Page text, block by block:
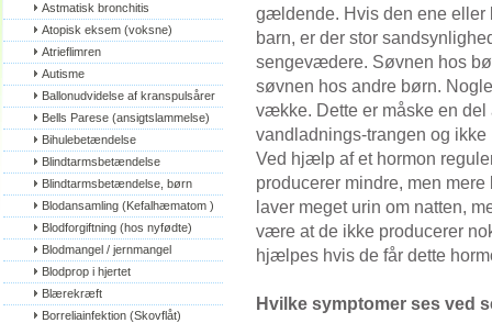
Astmatisk bronchitis
Atopisk eksem (voksne)
Atrieflimren
Autisme
Ballonudvidelse af kranspulsårer
Bells Parese (ansigtslammelse)
Bihulebetændelse
Blindtarmsbetændelse
Blindtarmsbetændelse, børn
Blodansamling (Kefalhæmatom )
Blodforgiftning (hos nyfødte)
Blodmangel / jernmangel
Blodprop i hjertet
Blærekræft
Borreliainfektion (Skovflåt)
gældende. Hvis den ene eller
barn, er der stor
sengevædere. Søvnen hos
søvnen hos andre børn.
vække. Dette er måske en
vandladnings-trangen og
Ved hjælp af et hormon
producerer mindre, men
laver meget urin om natten,
være at de ikke producerer
hjælpes hvis de får dette
Hvilke symptomer ses ved